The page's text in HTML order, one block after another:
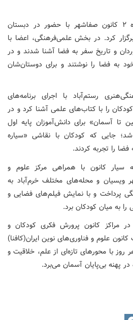
در استان فارس، مرکز شماره ۲ کانون صفاشهر با حضور در دبستان
کرد. در بخش علمی‌فرهنگی، اعضا با
و تاریخ سفر به فضا آشنا شدند و در
به فضا را نوشتند و برای دوستان‌شان
رستم‌آباد با اجرای برنامه‌های
را با کتاب‌های علمی آشنا کرد و در
تا آسمان» برای دانش‌آموزان پایه اول
شد؛ جایی که کودکان با نقاشی «سیاره
را تجربه کردند.
سیار کانون با همراهی مرکز علوم و
ویسیان و محله‌های مختلف خرم‌آباد به
پرداخت و با نمایش فیلم‌های فضایی و
به میان کودکان برد.
مراکز کانون پرورش فکری کودکان و
علوم و فناوری‌های نوین ایران(کافنا)
دارد و هر روز با محورهای تازه‌ای از علم، خلاقیت و
پهنه بی‌پایان آسمان می‌برد.